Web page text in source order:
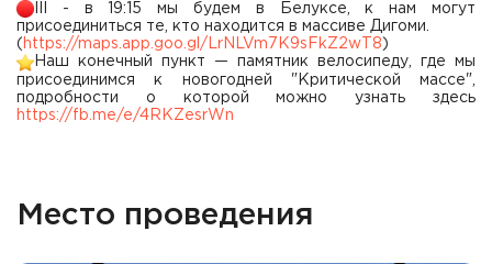
III - в 19:15 мы будем в Белуксе, к нам могут
присоединиться те, кто находится в массиве Дигоми.
( https://maps.app.goo.gl/LrNLVm7K9sFkZ2wT8 )
Наш конечный пункт — памятник велосипеду, где мы
присоединимся к новогодней "Критической массе",
подробности о которой можно узнать здесь
https://fb.me/e/4RKZesrWn
Место проведения